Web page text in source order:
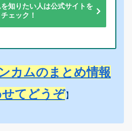
知りたい人は公式サイトを
チェック！
カムのまとめ情報
せてどうぞ 】